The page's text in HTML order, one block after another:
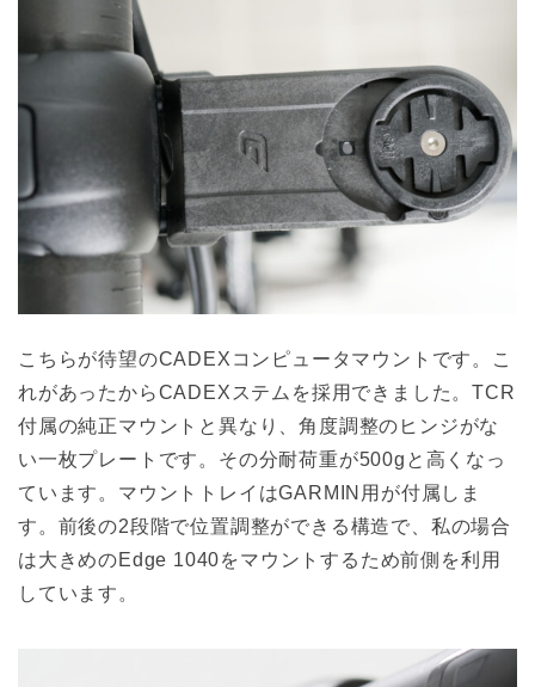
こちらが待望のCADEXコンピュータマウントです。こ
れがあったからCADEXステムを採用できました。TCR
付属の純正マウントと異なり、角度調整のヒンジがな
い一枚プレートです。その分耐荷重が500gと高くなっ
ています。マウントトレイはGARMIN用が付属しま
す。前後の2段階で位置調整ができる構造で、私の場合
は大きめのEdge 1040をマウントするため前側を利用
しています。